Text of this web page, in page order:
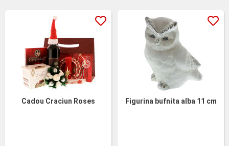
Cadou Craciun Roses Figurina bufnita alba 11 cm